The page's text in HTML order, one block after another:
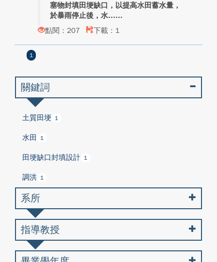
塞物封填田埂缺口，以提高水田蓄水量，
於暴雨停止後，水...
點閱：207
下載：1
1
關鍵詞
土質田埂 1
水田 1
田埂缺口封填設計 1
調洪 1
系所
指導教授